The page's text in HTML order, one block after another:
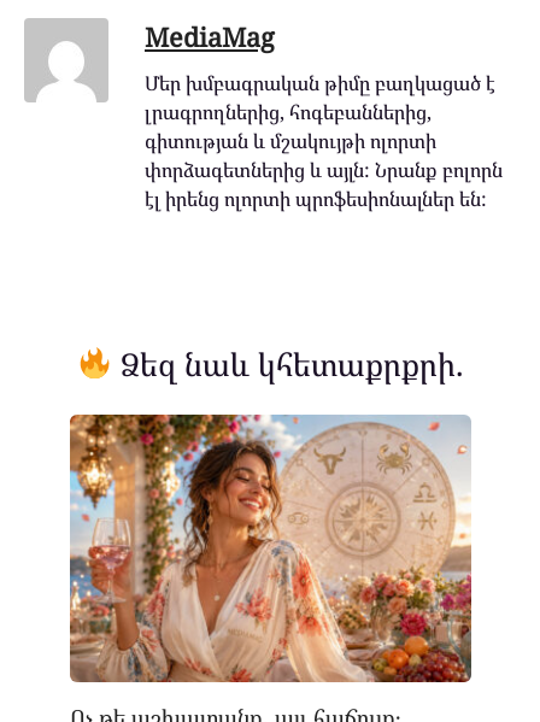
MediaMag
Մեր խմբագրական թիմը բաղկացած է
լրագրողներից, հոգեբաններից,
գիտության և մշակույթի ոլորտի
փորձագետներից և այլն: Նրանք բոլորն
էլ իրենց ոլորտի պրոֆեսիոնալներ են:
Ձեզ նաև կհետաքրքրի.